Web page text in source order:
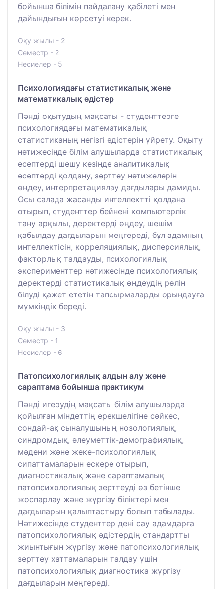
бойынша білімін пайдалану қабілеті мен
дайындығын көрсетуі керек.
Оқу жылы - 2
Семестр - 2
Несиелер - 5
Психологиядағы статистикалық және
математикалық әдістер
Пәнді оқытудың мақсаты - студенттерге
психологиядағы математикалық
статистиканың негізгі әдістерін үйрету. Оқыту
нәтижесінде білім алушыларда статистикалық
есептерді шешу кезінде аналитикалық
есептерді қолдану, зерттеу нәтижелерін
өңдеу, интерпретациялау дағдылары дамиды.
Осы салада жасанды интеллектті қолдана
отырып, студенттер бейнені компьютерлік
тану арқылы, деректерді өңдеу, шешім
қабылдау дағдыларын меңгереді, бұл адамның
интеллектісін, корреляциялық, дисперсиялық,
факторлық талдауды, психологиялық
эксперименттер нәтижесінде психологиялық
деректерді статистикалық өңдеудің рөлін
білуді қажет ететін тапсырмаларды орындауға
мүмкіндік береді.
Оқу жылы - 3
Семестр - 1
Несиелер - 6
Патопсихологиялық алдын алу және
сараптама бойынша практикум
Пәнді игерудің мақсаты білім алушыларда
қойылған міндеттің ерекшелігіне сәйкес,
сондай-ақ сыналушының нозологиялық,
синдромдық, әлеуметтік-демографиялық,
мәдени және жеке-психологиялық
сипаттамаларын ескере отырып,
диагностикалық және сараптамалық
патопсихологиялық зерттеуді өз бетінше
жоспарлау және жүргізу біліктері мен
дағдыларын қалыптастыру болып табылады.
Нәтижесінде студенттер дені сау адамдарға
патопсихологиялық әдістердің стандартты
жиынтығын жүргізу және патопсихологиялық
зерттеу хаттамаларын талдау үшін
патопсихологиялық диагностика жүргізу
дағдыларын меңгереді.